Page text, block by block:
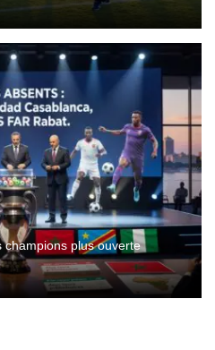
champions plus ouverte